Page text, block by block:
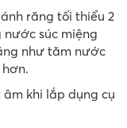
răng tối thiểu 2
nước súc miệng
như tăm nước
khi lắp dụng cụ